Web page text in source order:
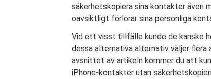
säkerhetskopiera sina kontakter även
oavsiktligt förlorar sina personliga
Vid ett visst tillfälle kunde de kanske
dessa alternativa alternativ väljer flera
avsnittet av artikeln kommer du att
iPhone-kontakter utan